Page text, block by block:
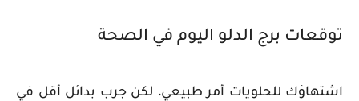
توقعات برج الدلو اليوم في الصحة
اشتهاؤك للحلويات أمر طبيعي، لكن جرب بدائل أقل في